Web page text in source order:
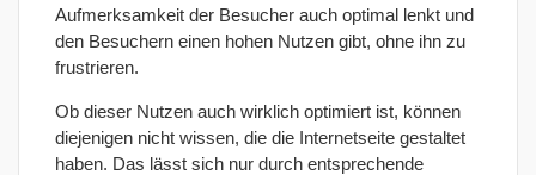
Aufmerksamkeit der Besucher auch optimal lenkt und
den Besuchern einen hohen Nutzen gibt, ohne ihn zu
frustrieren.
Ob dieser Nutzen auch wirklich optimiert ist, können
diejenigen nicht wissen, die die Internetseite gestaltet
haben. Das lässt sich nur durch entsprechende